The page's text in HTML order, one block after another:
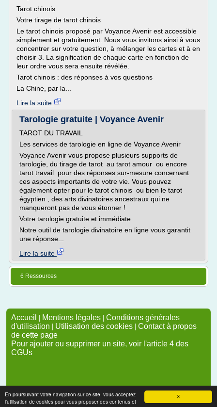
X
En poursuivant votre navigation sur ce site, vous acceptez
l'utilisation de cookies pour vous proposer des contenus et
Tarot chinois
Votre tirage de tarot chinois
Le tarot chinois proposé par Voyance Avenir est accessible
simplement et gratuitement. Nous vous invitons ainsi à vous
concentrer sur votre question, à mélanger les cartes et à en
choisir 3. La signification de chaque carte en fonction de
leur ordre vous sera ensuite révélée.
Tarot chinois : des réponses à vos questions
La Chine, par la...
Lire la suite
Tarologie gratuite | Voyance Avenir
TAROT DU TRAVAIL
Les services de tarologie en ligne de Voyance Avenir
Voyance Avenir vous propose plusieurs supports de
tarologie, du tirage de tarot au tarot amour ou encore
tarot travail pour des réponses sur-mesure concernant
ces aspects importants de votre vie. Vous pouvez
également opter pour le tarot chinois ou bien le tarot
égyptien , des arts divinatoires ancestraux qui ne
manqueront pas de vous étonner !
Votre tarologie gratuite et immédiate
Notre outil de tarologie divinatoire en ligne vous garantit
une réponse...
Lire la suite
6 Ressources
Accueil | Mentions légales | Conditions générales
d'utilisation | Utilisation des cookies | Contact à propos
de cette page
Pour ajouter ou supprimer un site, voir l'article 4 des
CGUs